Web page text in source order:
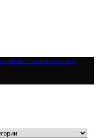
магазина по коду